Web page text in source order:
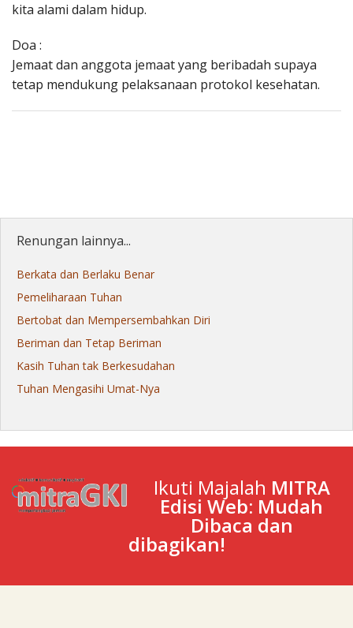
kita alami dalam hidup.
Doa :
Jemaat dan anggota jemaat yang beribadah supaya
tetap mendukung pelaksanaan protokol kesehatan.
Renungan lainnya...
Berkata dan Berlaku Benar
Pemeliharaan Tuhan
Bertobat dan Mempersembahkan Diri
Beriman dan Tetap Beriman
Kasih Tuhan tak Berkesudahan
Tuhan Mengasihi Umat-Nya
Ikuti Majalah MITRA
Edisi Web: Mudah
Dibaca dan
dibagikan!